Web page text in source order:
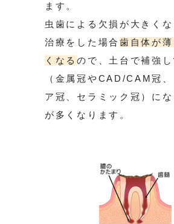
ます。
虫歯による欠損が大きく
治療をした場合 歯自体が
くなるので、土台で補強
（金属冠やCAD/CAM冠、
ア冠、セラミック冠）にな
が多くなります。